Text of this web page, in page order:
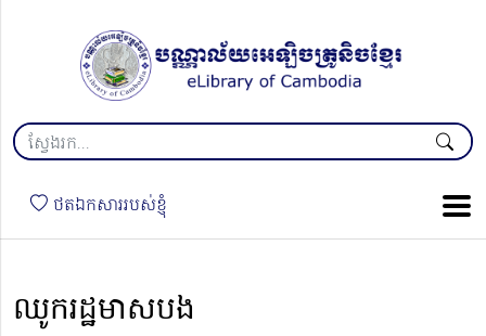
ថតឯកសាររបស់ខ្ញុំ
ឈូករដ្ឋមាសបង